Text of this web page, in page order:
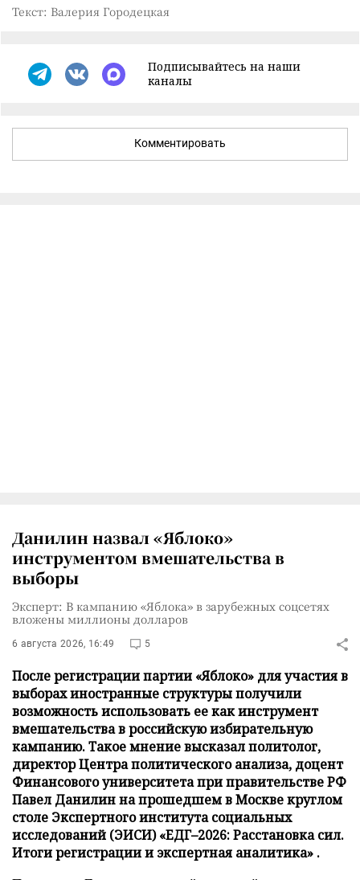
Текст: Валерия Городецкая
Подписывайтесь на наши
каналы
Комментировать
Данилин назвал «Яблоко»
инструментом вмешательства в
выборы
Эксперт: В кампанию «Яблока» в зарубежных соцсетях
вложены миллионы долларов
6 августа 2026, 16:49 5
После регистрации партии «Яблоко» для участия в
выборах иностранные структуры получили
возможность использовать ее как инструмент
вмешательства в российскую избирательную
кампанию. Такое мнение высказал политолог,
директор Центра политического анализа, доцент
Финансового университета при правительстве РФ
Павел Данилин на прошедшем в Москве круглом
столе Экспертного института социальных
исследований (ЭИСИ) «ЕДГ–2026: Расстановка сил.
Итоги регистрации и экспертная аналитика» .